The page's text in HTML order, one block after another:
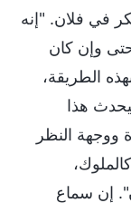
في فلان. "إنه
وإن كان
الطريقة،
هذا
ووجهة النظر
إن سماع